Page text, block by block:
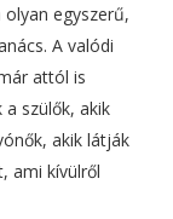
egyszerű,
A valódi
attól is
szülők, akik
akik látják
ami kívülről